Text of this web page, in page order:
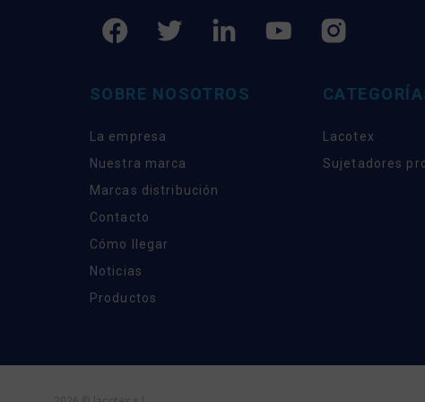
SOBRE NOSOTROS
La empresa
Nuestra marca
Marcas distribución
Contacto
Cómo llegar
Noticias
Productos
Lacotex
Sujetadores